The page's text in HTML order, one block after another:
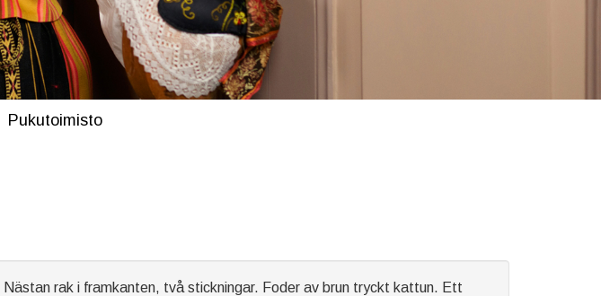
Pukutoimisto
rak i framkanten, två stickningar. Foder av brun tryckt kattun. Ett